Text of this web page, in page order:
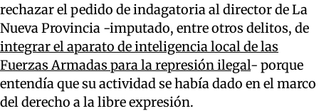
rechazar el pedido de indagatoria al director de La
Nueva Provincia -imputado, entre otros delitos, de
integrar el aparato de inteligencia local de las
Fuerzas Armadas para la represión ilegal- porque
entendía que su actividad se había dado en el marco
del derecho a la libre expresión.